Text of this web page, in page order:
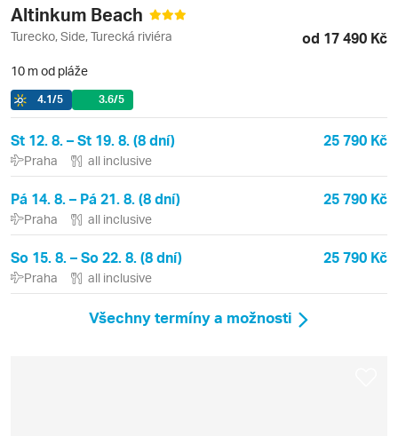
Altinkum Beach
Turecko, Side, Turecká riviéra od 17 490 Kč
10 m od pláže
4.1/5 3.6/5
St 12. 8. – St 19. 8. (8 dní) 25 790 Kč
Praha all inclusive
Pá 14. 8. – Pá 21. 8. (8 dní) 25 790 Kč
Praha all inclusive
So 15. 8. – So 22. 8. (8 dní) 25 790 Kč
Praha all inclusive
Všechny termíny a možnosti